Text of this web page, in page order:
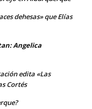
dehesas» que Elías
Angelica
edita «Las
Cortés